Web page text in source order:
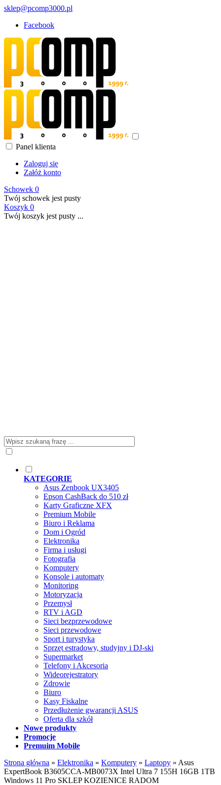
sklep@pcomp3000.pl
Facebook
Panel klienta
Zaloguj się
Załóż konto
Schowek 0
Twój schowek jest pusty
Koszyk 0
Twój koszyk jest pusty ...
KATEGORIE
Asus Zenbook UX3405
Epson CashBack do 510 zł
Karty Graficzne XFX
Premium Mobile
Biuro i Reklama
Dom i Ogród
Elektronika
Firma i usługi
Fotografia
Komputery
Konsole i automaty
Monitoring
Motoryzacja
Przemysł
RTV i AGD
Sieci bezprzewodowe
Sieci przewodowe
Sport i turystyka
Sprzęt estradowy, studyjny i DJ-ski
Supermarket
Telefony i Akcesoria
Wideorejestratory
Zdrowie
Biuro
Kasy Fiskalne
Przedłużenie gwarancji ASUS
Oferta dla szkół
Nowe produkty
Promocje
Premuim Mobile
Strona główna » Elektronika » Komputery » Laptopy » Asus
ExpertBook B3605CCA-MB0073X Intel Ultra 7 155H 16GB 1TB
Windows 11 Pro SKLEP KOZIENICE RADOM